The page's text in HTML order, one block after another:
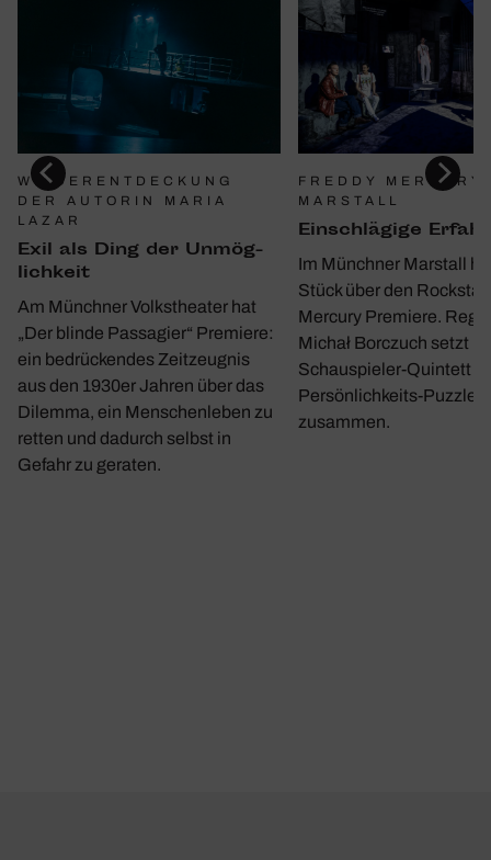
WIEDERENTDECKUNG
DER AUTORIN MARIA
LAZAR
Exil als Ding der Unmög­
lich­keit
Am Münchner Volkstheater hat
„Der blinde Passagier“ Premiere:
ein bedrückendes Zeitzeugnis
aus den 1930er Jahren über das
Dilemma, ein Menschenleben zu
retten und dadurch selbst in
Gefahr zu geraten.
FREDDY MERCURY
MARSTALL
Einschlä­gige
Im Münchner Marstall
Stück über den Rockstar
Mercury Premiere.
Michał Borczuch setzt
Schauspieler-Quintett
Persönlichkeits-Puzzle
zusammen.